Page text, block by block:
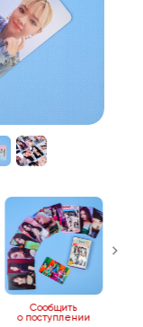
Сообщить
о поступлении